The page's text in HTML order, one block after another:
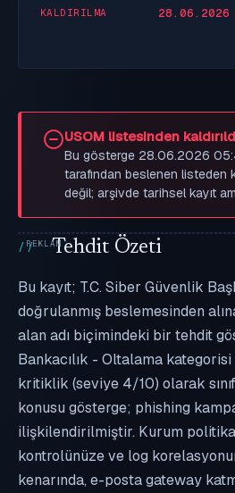
KALDIRILMA 28.06.2026
USOM listesinden
Bu gösterge 28.06.2026
tarafından beslenen listeden
değil; arşivde tarihsel kayıt
Tehdit Özeti
Bu kayıt; T.C. Siber Güvenlik
doğrulanmış beslemesinden
alan adı biçimindeki bir tehdit
Bankacılık - Oltalama
kritiklik (seviye 4/10) olarak
konusu gösterge; phishing
ilişkilendirilmiştir. Kurum
kontrolünüze ve log
kenarında, e-posta gateway